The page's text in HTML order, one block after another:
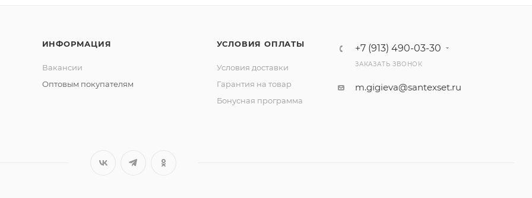
ИНФОРМАЦИЯ
Вакансии
Оптовым покупателям
УСЛОВИЯ ОПЛАТЫ
Условия доставки
Гарантия на товар
Бонусная программа
+7 (913) 490-03-30
ЗАКАЗАТЬ ЗВОНОК
m.gigieva@santexset.ru